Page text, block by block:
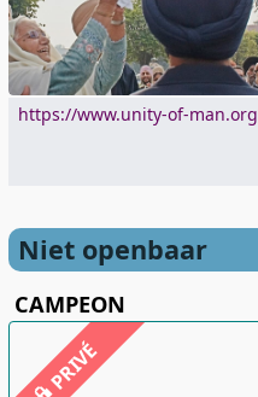
https://www.unity-of-man.org
Niet openbaar
CAMPEON
PRIVÉ